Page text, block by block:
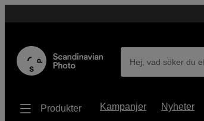
Hej, vad söker du
Produkter Kampanjer Nyheter